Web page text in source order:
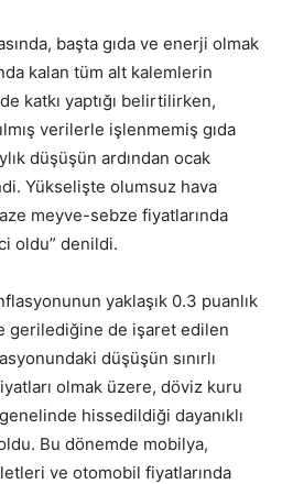
başta gıda ve enerji olmak
kalan tüm alt kalemlerin
katkı yaptığı belirtilirken,
verilerle işlenmemiş gıda
düşüşün ardından ocak
Yükselişte olumsuz hava
meyve-sebze fiyatlarında
oldu” denildi.
yaklaşık 0.3 puanlık
gerilediğine de işaret edilen
düşüşün sınırlı
olmak üzere, döviz kuru
hissedildiği dayanıklı
Bu dönemde mobilya,
ve otomobil fiyatlarında